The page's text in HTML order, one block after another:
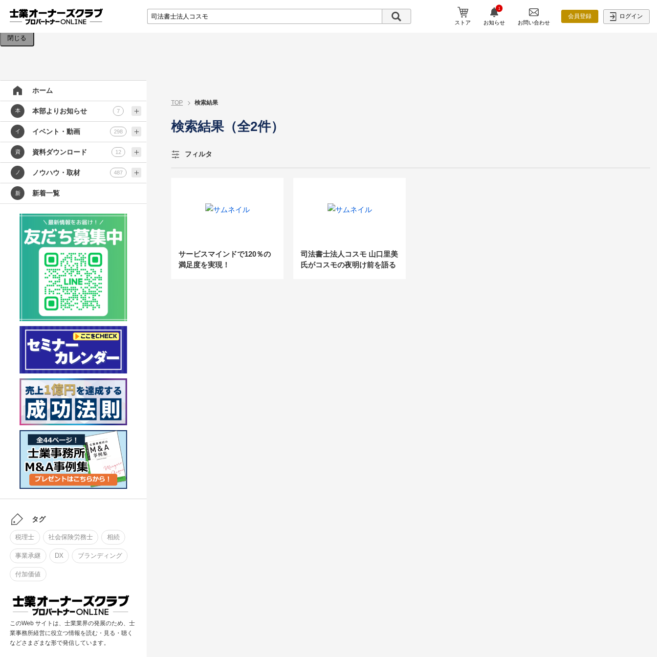
ストア
1
お知らせ お問い合わせ
会員登録 ログイン
検索条件を入力してください。
閉じる
ホーム
本 本部よりお知らせ 7
イ イベント・動画 298
資 資料ダウンロード 12
ノ ノウハウ・取材 487
新 新着一覧
タグ
税理士 社会保険労務士 相続
事業承継 DX ブランディング
付加価値
このWeb サイトは、士業業界の発展のため、士
業事務所経営に役立つ情報を読む・見る・聴く
などさまざまな形で発信しています。
TOP 検索結果
検索結果（全2件）
フィルタ
サービスマインドで120％の
満足度を実現！
司法書士法人コスモ 山口里美
氏がコスモの夜明け前を語る